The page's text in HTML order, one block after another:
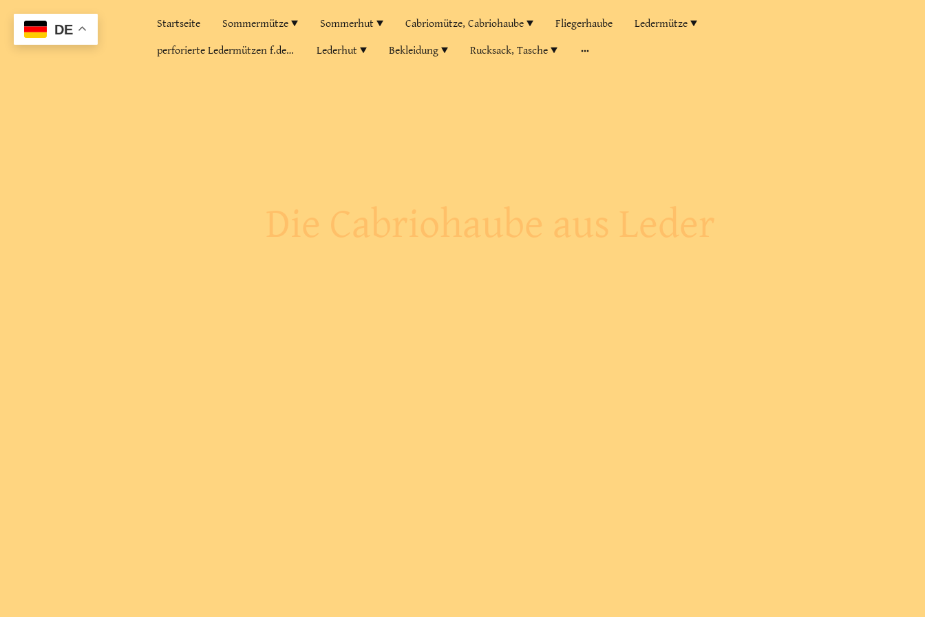
Startseite Sommermütze Sommerhut Cabriomütze, Cabriohaube Fliegerhaube Ledermütze
perforierte Ledermützen f.den Sommer Lederhut Bekleidung Rucksack, Tasche
DE